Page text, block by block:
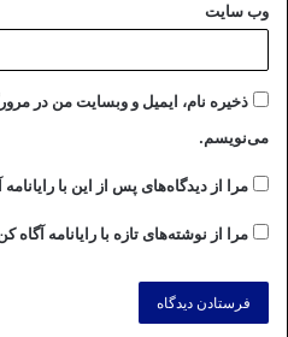
وب‌ سایت
ذخیره نام، ایمیل و وبسایت من در
می‌نویسم.
مرا از دیدگاه‌های پس از این با
مرا از نوشته‌های تازه با رایانامه آگاه